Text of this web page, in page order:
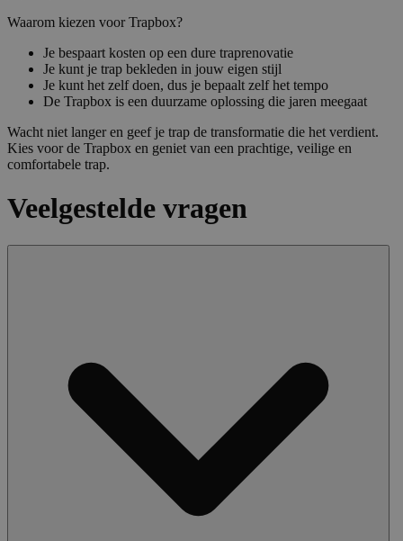
Waarom kiezen voor Trapbox?
Je bespaart kosten op een dure traprenovatie
Je kunt je trap bekleden in jouw eigen stijl
Je kunt het zelf doen, dus je bepaalt zelf het tempo
De Trapbox is een duurzame oplossing die jaren meegaat
Wacht niet langer en geef je trap de transformatie die het verdient.
Kies voor de Trapbox en geniet van een prachtige, veilige en
comfortabele trap.
Veelgestelde vragen